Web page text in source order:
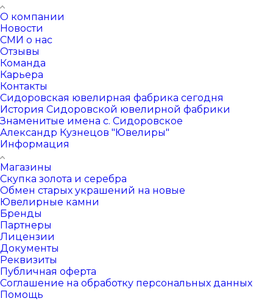
О компании
Новости
СМИ о нас
Отзывы
Команда
Карьера
Контакты
Сидоровская ювелирная фабрика сегодня
История Сидоровской ювелирной фабрики
Знаменитые имена с. Сидоровское
Александр Кузнецов "Ювелиры"
Информация
Магазины
Скупка золота и серебра
Обмен старых украшений на новые
Ювелирные камни
Бренды
Партнеры
Лицензии
Документы
Реквизиты
Публичная оферта
Соглашение на обработку персональных данных
Помощь